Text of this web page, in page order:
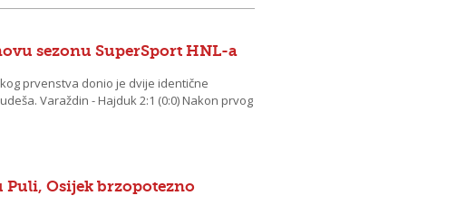
sezonu SuperSport HNL-a
prvenstva donio je dvije identične
Varaždin - Hajduk 2:1 (0:0) Nakon prvog
Osijek brzopotezno